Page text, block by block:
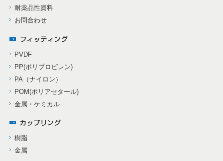
耐薬品性資料
お問合わせ
PVDF
PP(ポリプロピレン)
PA（ナイロン）
POM(ポリアセタール)
金属・ケミカル
樹脂
金属